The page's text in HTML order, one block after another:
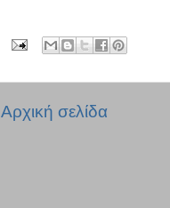
Αρχική σελίδα